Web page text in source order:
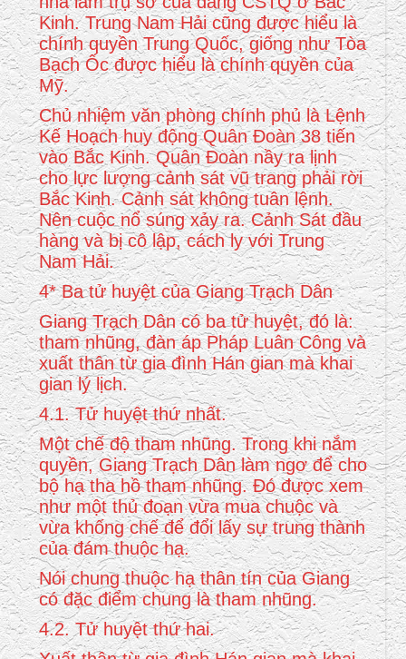
Kinh. Trung Nam Hải cũng được hiểu là
chính quyền Trung Quốc, giống như Tòa
Bạch Ốc được hiểu là chính quyền của
Mỹ.
Chủ nhiệm văn phòng chính phủ là Lệnh
Kế Hoạch huy động Quân Đoàn 38 tiến
vào Bắc Kinh. Quân Đoàn nầy ra lịnh
cho lực lượng cảnh sát vũ trang phải rời
Bắc Kinh. Cảnh sát không tuân lệnh.
Nên cuộc nổ súng xảy ra. Cảnh Sát đầu
hàng và bị cô lập, cách ly với Trung
Nam Hải.
4* Ba tử huyệt của Giang Trạch Dân
Giang Trạch Dân có ba tử huyệt, đó là:
tham nhũng, đàn áp Pháp Luân Công và
xuất thân từ gia đình Hán gian mà khai
gian lý lịch.
4.1. Tử huyệt thứ nhất.
Một chế độ tham nhũng. Trong khi nắm
quyền, Giang Trạch Dân làm ngơ để cho
bộ hạ tha hồ tham nhũng. Đó được xem
như một thủ đoạn vừa mua chuộc và
vừa khống chế để đổi lấy sự trung thành
của đám thuộc hạ.
Nói chung thuộc hạ thân tín của Giang
có đặc điểm chung là tham nhũng.
4.2. Tử huyệt thứ hai.